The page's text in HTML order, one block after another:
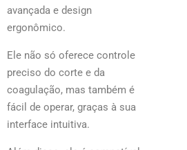
avançada e design
ergonômico.
Ele não só oferece controle
preciso do corte e da
coagulação, mas também é
fácil de operar, graças à sua
interface intuitiva.